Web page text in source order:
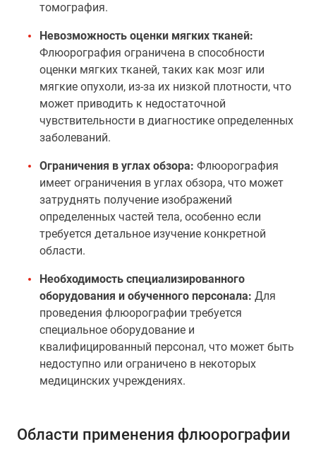
томография.
Невозможность оценки мягких тканей:
Флюорография ограничена в способности
оценки мягких тканей, таких как мозг или
мягкие опухоли, из-за их низкой плотности, что
может приводить к недостаточной
чувствительности в диагностике определенных
заболеваний.
Ограничения в углах обзора: Флюорография
имеет ограничения в углах обзора, что может
затруднять получение изображений
определенных частей тела, особенно если
требуется детальное изучение конкретной
области.
Необходимость специализированного
оборудования и обученного персонала: Для
проведения флюорографии требуется
специальное оборудование и
квалифицированный персонал, что может быть
недоступно или ограничено в некоторых
медицинских учреждениях.
Области применения флюорографии